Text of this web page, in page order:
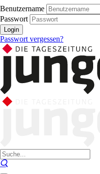
Benutzername
Passwort
Login
Passwort vergessen?